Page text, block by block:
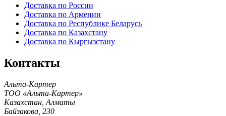
Доставка по России
Доставка по Армении
Доставка по Республике Беларусь
Доставка по Казахстану
Доставка по Кыргызстану
Контакты
Альта-Картер
ТОО «Альта-Картер»
Казахстан Алматы
Байзакова, 230